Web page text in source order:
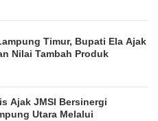
Timur, Bupati Ela Ajak
Nilai Tambah Produk
Ajak JMSI Bersinergi
Utara Melalui